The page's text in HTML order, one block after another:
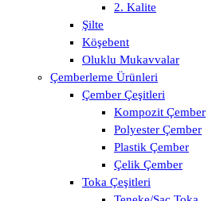
2. Kalite
Şilte
Köşebent
Oluklu Mukavvalar
Çemberleme Ürünleri
Çember Çeşitleri
Kompozit Çember
Polyester Çember
Plastik Çember
Çelik Çember
Toka Çeşitleri